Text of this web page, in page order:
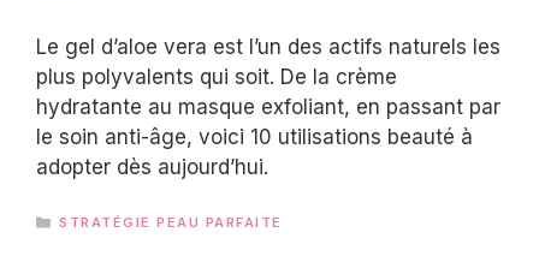
Le gel d’aloe vera est l’un des actifs naturels les
plus polyvalents qui soit. De la crème
hydratante au masque exfoliant, en passant par
le soin anti-âge, voici 10 utilisations beauté à
adopter dès aujourd’hui.
CATÉGORIES
STRATÉGIE PEAU PARFAITE